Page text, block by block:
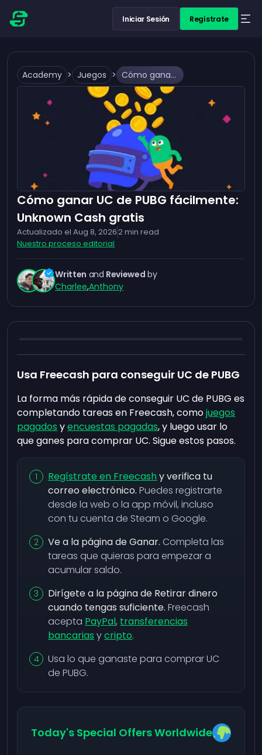
Iniciar Sesión Regístrate
Academy > Juegos > Cómo ganar UC de PUBG fácilmente: Unknown Cash gratis
Cómo ganar UC de PUBG fácilmente:
Unknown Cash gratis
Actualizado el Aug 8, 20262min read
Nuestro proceso editorial
Written and Reviewed by
Charlee,Anthony
Usa Freecash para conseguir UC de PUBG
La forma más rápida de conseguir UC de PUBG es
completando tareas en Freecash, comojuegos
pagados yencuestas pagadas, y luego usar lo
que ganes para comprar UC. Sigue estos pasos.
Regístrate en Freecashy verifica tu
correo electrónico. Puedes registrarte
desde la web o la app móvil, incluso
con tu cuenta de Steam o Google.
Ve a la página de Ganar. Completa las
tareas que quieras para empezar a
acumular saldo.
Dirígete a la página de Retirar dinero
cuando tengas suficiente. Freecash
acepta PayPal, transferencias
bancarias ycripto.
Usa lo que ganaste para comprar UC
de PUBG.
Today's Special Offers Worldwide